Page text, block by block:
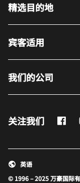
精选目的地
宾客适用
我们的公司
关注我们
© 1996 – 2025 万豪国际
英语